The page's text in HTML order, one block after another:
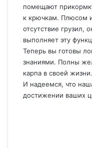
помещают
к крючкам. Плюсом
отсутствие грузил,
выполняет эту
Теперь вы готовы
знаниями. Полны
карпа в своей
И надеемся, что
достижении ваших